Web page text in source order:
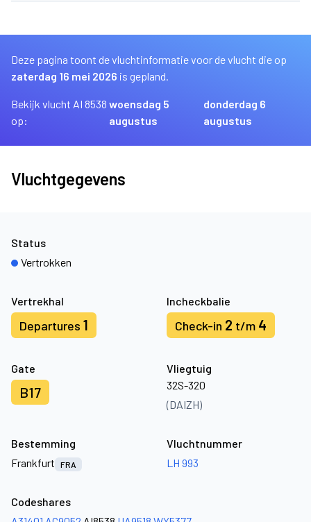
Deze pagina toont de vluchtinformatie voor de vlucht die op
zaterdag 16 mei 2026 is gepland.
Bekijk vlucht AI 8538
op:
woensdag 5
augustus
donderdag 6
augustus
Vluchtgegevens
Vertrekhal
Departures 1
Incheckbalie
Check-in 2 t/m 4
Gate
B17
Vliegtuig
32S-320
(DAIZH)
Status
Vertrokken
Bestemming
Frankfurt
FRA
Vluchtnummer
LH 993
Codeshares